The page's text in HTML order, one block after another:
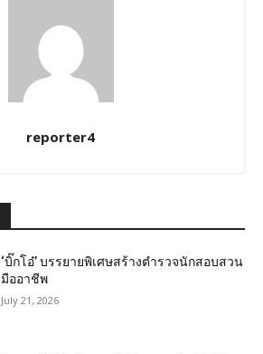
reporter4
‘บิ๊กโอ๋’ บรรยายพิเศษสร้างตำรวจนักสอบสวน
มืออาชีพ
July 21, 2026